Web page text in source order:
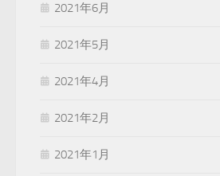
2021年6月
2021年5月
2021年4月
2021年2月
2021年1月